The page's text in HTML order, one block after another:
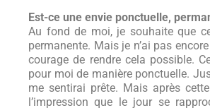
Est-ce une envie ponctuelle,
Au fond de moi, je souhaite que
permanente. Mais je n’ai pas
courage de rendre cela possible.
pour moi de manière ponctuelle.
me sentirai prête. Mais après cette
l’impression que le jour se